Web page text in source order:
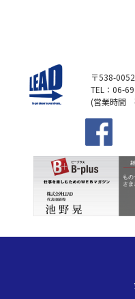
〒538-
TEL：06-
(営業時間